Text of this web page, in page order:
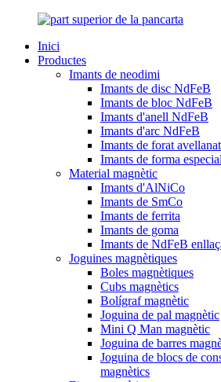
Inici
Productes
Imants de neodimi
Imants de disc NdFeB
Imants de bloc NdFeB
Imants d'anell NdFeB
Imants d'arc NdFeB
Imants de forat avellanat
Imants de forma especial
Material magnètic
Imants d'AlNiCo
Imants de SmCo
Imants de ferrita
Imants de goma
Imants de NdFeB
Joguines magnètiques
Boles magnètiques
Cubs magnètics
Bolígraf magnètic
Joguina de pal magnètic
Mini Q Man magnètic
Joguina de barres
Joguina de blocs de
magnètics